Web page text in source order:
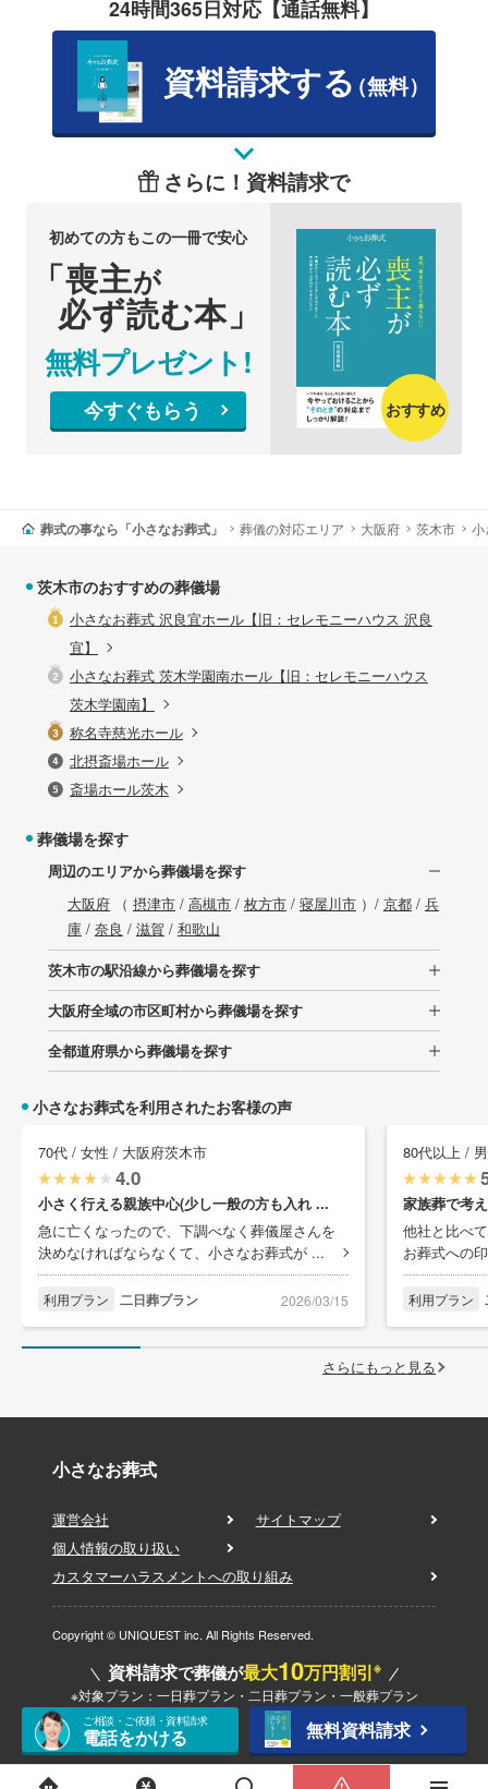
24時間365日対応【通話無料】
資料請求する（無料）
さらに！資料請求で
初めての方もこの一冊で安心
「喪主が
必ず読む本」
無料プレゼント!
今すぐもらう おすすめ
葬式の事なら「小さなお葬式」 葬儀の対応エリア 大阪府 茨木市 小
茨木市のおすすめの葬儀場
小さなお葬式 沢良宜ホール【旧：セレモニーハウス 沢良
宜】
小さなお葬式 茨木学園南ホール【旧：セレモニーハウス
茨木学園南】
称名寺慈光ホール
北摂斎場ホール
斎場ホール茨木
葬儀場を探す
周辺のエリアから葬儀場を探す
大阪府（ 摂津市/ 高槻市/ 枚方市/ 寝屋川市）/ 京都/ 兵
庫/ 奈良 / 滋賀 / 和歌山
茨木市の駅沿線から葬儀場を探す
大阪府全域の市区町村から葬儀場を探す
全都道府県から葬儀場を探す
小さなお葬式を利用されたお客様の声
70代 / 女性 / 大阪府茨木市
4.0
小さく行える親族中心(少し一般の方も入れ ...
急に亡くなったので、下調べなく葬儀屋さんを
決めなければならなくて、小さなお葬式が ...
利用プラン 二日葬プラン 2026/03/15
80代以上 /
家族葬で考
他社と比べ
お葬式への
利用プラン
さらにもっと見る
小さなお葬式
運営会社
サイトマップ
個人情報の取り扱い
カスタマーハラスメントへの取り組み
Copyright © UNIQUEST inc. All Rights Reserved.
資料請求で葬儀が最大10万円割引※
※対象プラン：一日葬プラン・二日葬プラン・一般葬プラン
ご相談・ご依頼・資料請求
電話をかける 無料資料請求